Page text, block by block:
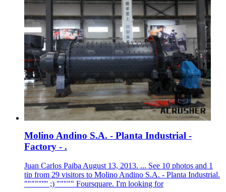
Molino Andino S.A. - Planta Industrial -
Factory - .
Juan Carlos Paiba August 13, 2013. ... See 10 photos and 1
tip from 29 visitors to Molino Andino S.A. - Planta Industrial.
"""""'''' ;) """"" Foursquare. I'm looking for